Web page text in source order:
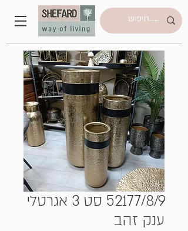
52177/8/9 סט 3 אגרטלי
ענק זהב